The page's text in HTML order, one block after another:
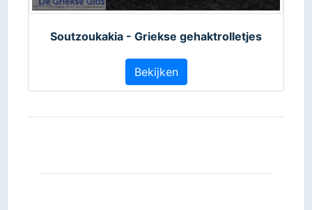
Soutzoukakia - Griekse gehaktrolletjes
Bekijken